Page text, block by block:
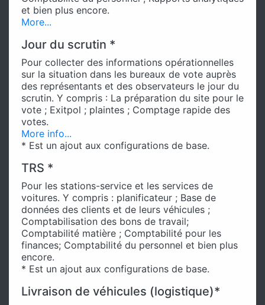
et bien plus encore.
More...
Jour du scrutin *
Pour collecter des informations opérationnelles
sur la situation dans les bureaux de vote auprès
des représentants et des observateurs le jour du
scrutin. Y compris : La préparation du site pour le
vote ; Exitpol ; plaintes ; Comptage rapide des
votes.
More info...
* Est un ajout aux configurations de base.
TRS *
Pour les stations-service et les services de
voitures. Y compris : planificateur ; Base de
données des clients et de leurs véhicules ;
Comptabilisation des bons de travail;
Comptabilité matière ; Comptabilité pour les
finances; Comptabilité du personnel et bien plus
encore.
* Est un ajout aux configurations de base.
Livraison de véhicules (logistique)*